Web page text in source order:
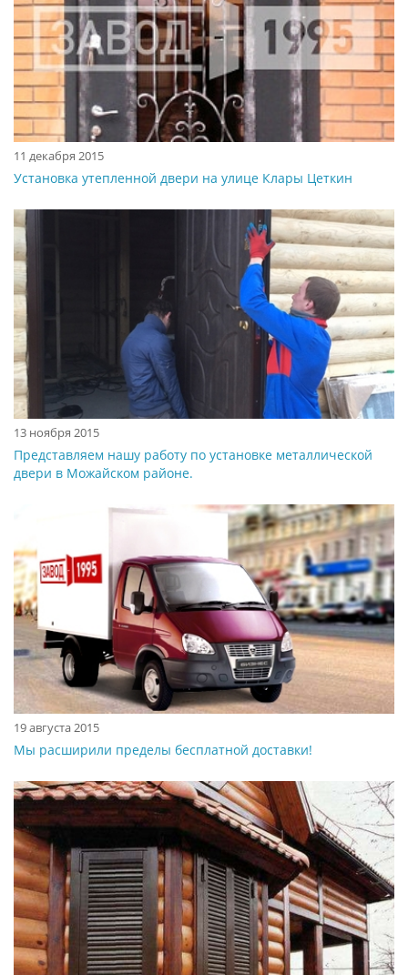
11 декабря 2015
Установка утепленной двери на улице Клары Цеткин
13 ноября 2015
Представляем нашу работу по установке металлической
двери в Можайском районе.
19 августа 2015
Мы расширили пределы бесплатной доставки!